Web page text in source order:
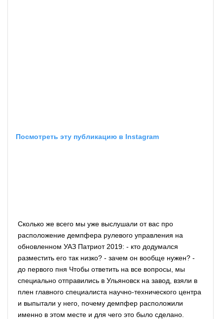
Посмотреть эту публикацию в Instagram
Сколько же всего мы уже выслушали от вас про
расположение демпфера рулевого управления на
обновленном УАЗ Патриот 2019: - кто додумался
разместить его так низко? - зачем он вообще нужен? -
до первого пня Чтобы ответить на все вопросы, мы
специально отправились в Ульяновск на завод, взяли в
плен главного специалиста научно-технического центра
и выпытали у него, почему демпфер расположили
именно в этом месте и для чего это было сделано.